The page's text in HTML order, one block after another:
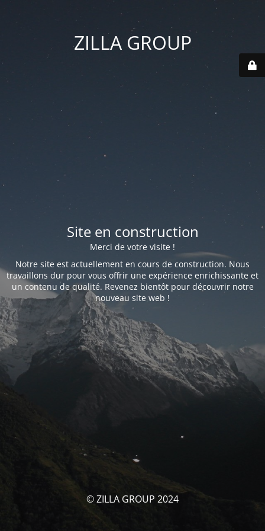
ZILLA GROUP
Site en construction
Merci de votre visite !
Notre site est actuellement en cours de construction. Nous
travaillons dur pour vous offrir une expérience enrichissante et
un contenu de qualité. Revenez bientôt pour découvrir notre
nouveau site web !
© ZILLA GROUP 2024